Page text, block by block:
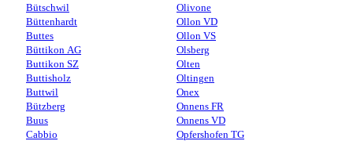
Bütschwil
Büttenhardt
Buttes
Büttikon AG
Buttikon SZ
Buttisholz
Buttwil
Bützberg
Buus
Cabbio
Olivone
Ollon VD
Ollon VS
Olsberg
Olten
Oltingen
Onex
Onnens FR
Onnens VD
Opfershofen TG